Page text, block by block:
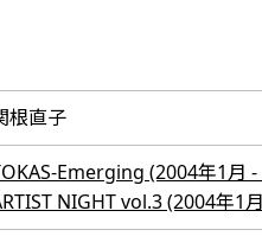
根直子
Emerging (2004年1月
NIGHT vol.3 (2004年1